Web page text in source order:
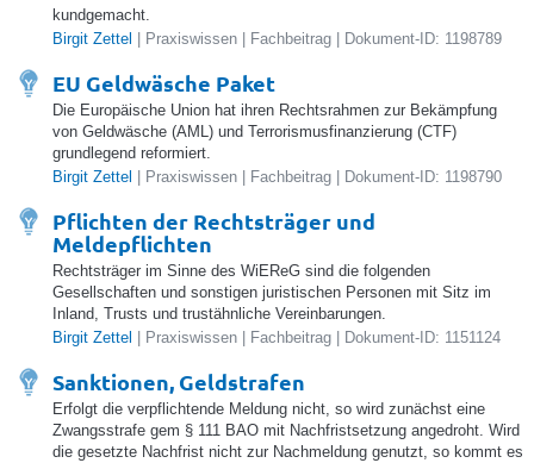
kundgemacht.
Birgit Zettel
| Praxiswissen | Fachbeitrag | Dokument-ID: 1198789
EU Geldwäsche Paket
Die Europäische Union hat ihren Rechtsrahmen zur Bekämpfung
von Geldwäsche (AML) und Terrorismusfinanzierung (CTF)
grundlegend reformiert.
Birgit Zettel
| Praxiswissen | Fachbeitrag | Dokument-ID: 1198790
Pflichten der Rechtsträger und
Meldepflichten
Rechtsträger im Sinne des WiEReG sind die folgenden
Gesellschaften und sonstigen juristischen Personen mit Sitz im
Inland, Trusts und trustähnliche Vereinbarungen.
Birgit Zettel
| Praxiswissen | Fachbeitrag | Dokument-ID: 1151124
Sanktionen, Geldstrafen
Erfolgt die verpflichtende Meldung nicht, so wird zunächst eine
Zwangsstrafe gem § 111 BAO mit Nachfristsetzung angedroht. Wird
die gesetzte Nachfrist nicht zur Nachmeldung genutzt, so kommt es